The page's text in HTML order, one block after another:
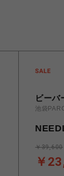
ビーバ
池袋
￥
￥39,600